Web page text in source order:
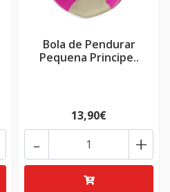
Bola de Pendurar
Pequena Principe..
13,90€
+
-